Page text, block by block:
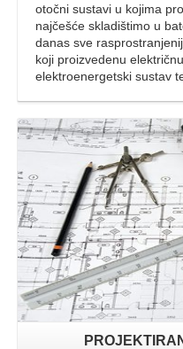
otočni sustavi u kojima
najčešće skladištimo u
danas sve
koji proizvedenu
elektroenergetski sustav